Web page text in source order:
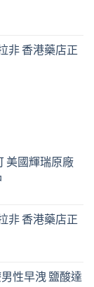
非 香港藥店正
美國輝瑞原廠
非 香港藥店正
性早洩 鹽酸達